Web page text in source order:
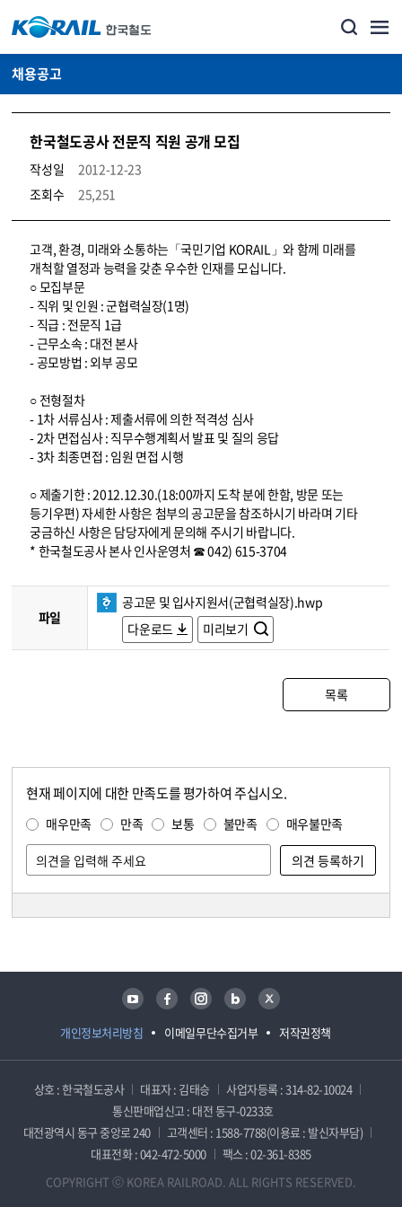
채용공고
한국철도공사 전문직 직원 공개 모집
작성일
2012-12-23
조회수
25,251
코레일소개_경영공시_채용공고 상세보기 – 내용, 파일, 담당자 연락처로 구성
고객, 환경, 미래와 소통하는「국민기업 KORAIL」와 함께 미래를
개척할 열정과 능력을 갖춘 우수한 인재를 모십니다.
○ 모집부문
- 직위 및 인원 : 군협력실장(1명)
- 직급 : 전문직 1급
- 근무소속 : 대전 본사
- 공모방법 : 외부 공모
○ 전형절차
- 1차 서류심사 : 제출서류에 의한 적격성 심사
- 2차 면접심사 : 직무수행계획서 발표 및 질의 응답
- 3차 최종면접 : 임원 면접 시행
○ 제출기한 : 2012.12.30.(18:00까지 도착 분에 한함, 방문 또는
등기우편) 자세한 사항은 첨부의 공고문을 참조하시기 바라며 기타
궁금하신 사항은 담당자에게 문의해 주시기 바랍니다.
* 한국철도공사 본사 인사운영처 ☎ 042) 615-3704
파일
공고문 및 입사지원서(군협력실장).hwp
다운로드
미리보기
목록
현재 페이지에 대한 만족도를 평가하여 주십시오.
매우만족 만족 보통 불만족 매우불만족
개인정보처리방침 이메일무단수집거부 저작권정책
유튜브 페이스북 인스타그램 블로그 트위터
상호 : 한국철도공사 대표자 : 김태승
사업자등록 : 314-82-10024
통신판매업신고 : 대전 동구-0233호
대전광역시 동구 중앙로 240
고객센터 : 1588-7788(이용료 : 발신자부담)
대표전화 : 042-472-5000
팩스 : 02-361-8385
COPYRIGHT ⓒ KOREA RAILROAD. ALL RIGHTS RESERVED.